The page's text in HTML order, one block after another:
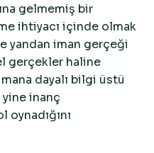
gelmemiş bir
ihtiyacı içinde olmak
yandan iman gerçeği
gerçekler haline
dayalı bilgi üstü
yine inanç